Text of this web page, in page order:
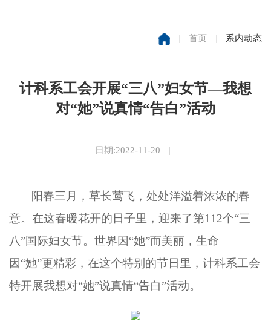
| 首页 | 系内动态
计科系工会开展“三八”妇女节—我想
对“她”说真情“告白”活动
日期:2022-11-20 |
阳春三月，草长莺飞，处处洋溢着浓浓的春
意。在这春暖花开的日子里， 迎来了第112个“三
八”国际妇女节。 世界因“她”而美丽，生命
因“她”更精彩，在这个特别的节日里，计科系工会
特开展我想对“她”说真情“告白”活动。